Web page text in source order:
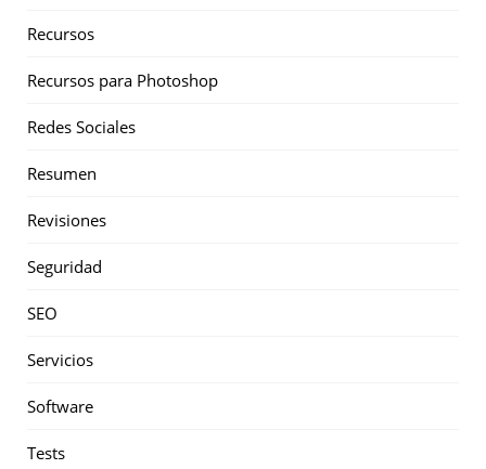
Recursos
Recursos para Photoshop
Redes Sociales
Resumen
Revisiones
Seguridad
SEO
Servicios
Software
Tests